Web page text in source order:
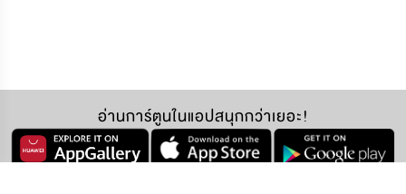
อ่านการ์ตูนในแอปสนุกกว่าเยอะ!